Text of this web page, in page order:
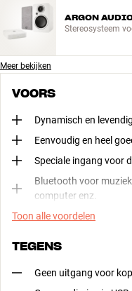
ARGON
Stereosysteem
Meer bekijken
VOORS
Dynamisch en
Eenvoudig en heel
Speciale ingang voor
Bluetooth voor
computer enz.
Toon alle voordelen
TEGENS
Geen uitgang voor